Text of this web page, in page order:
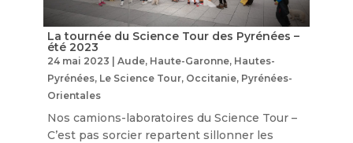
La tournée du Science Tour des Pyrénées –
été 2023
24 mai 2023 | Aude, Haute-Garonne, Hautes-
Pyrénées, Le Science Tour, Occitanie, Pyrénées-
Orientales
Nos camions-laboratoires du Science Tour –
C’est pas sorcier repartent sillonner les